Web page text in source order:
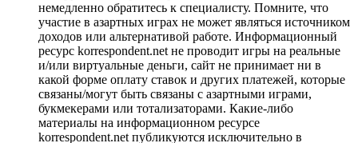
немедленно обратитесь к специалисту. Помните, что
участие в азартных играх не может являться источником
доходов или альтернативой работе. Информационный
ресурс korrespondent.net не проводит игры на реальные
и/или виртуальные деньги, сайт не принимает ни в
какой форме оплату ставок и других платежей, которые
связаны/могут быть связаны с азартными играми,
букмекерами или тотализаторами. Какие-либо
материалы на информационном ресурсе
korrespondent.net публикуются исключительно в